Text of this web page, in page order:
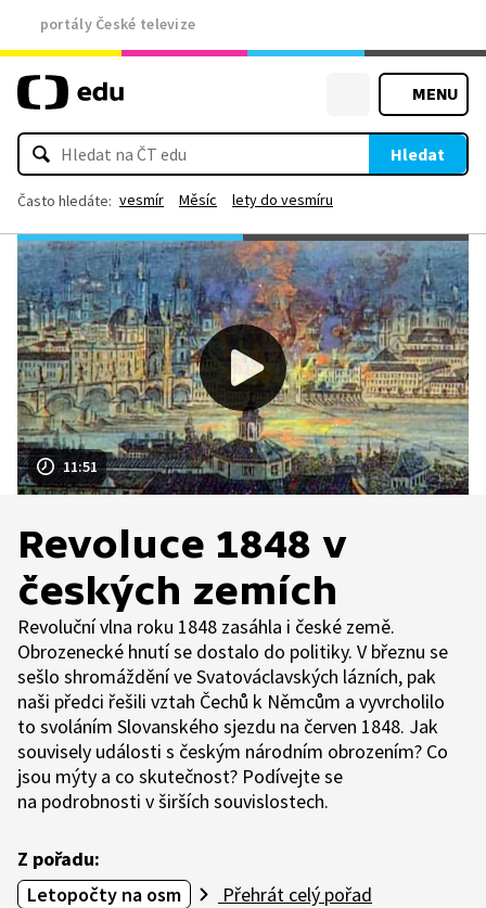
portály České televize
MENU
Hledat
Často hledáte: vesmír Měsíc lety do vesmíru
11:51
Revoluce 1848 v
českých zemích
Revoluční vlna roku 1848 zasáhla i české země.
Obrozenecké hnutí se dostalo do politiky. V březnu se
sešlo shromáždění ve Svatováclavských lázních, pak
naši předci řešili vztah Čechů k Němcům a vyvrcholilo
to svoláním Slovanského sjezdu na červen 1848. Jak
souvisely události s českým národním obrozením? Co
jsou mýty a co skutečnost? Podívejte se
na podrobnosti v širších souvislostech.
Z pořadu:
Letopočty na osm
Přehrát celý pořad